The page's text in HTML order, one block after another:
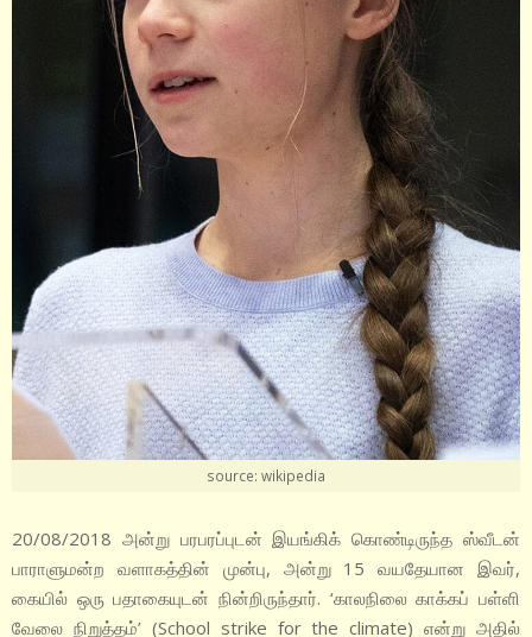
source: wikipedia
20/08/2018 அன்று பரபரப்புடன் இயங்கிக் கொண்டிருந்த ஸ்வீடன்
பாராளுமன்ற வளாகத்தின் முன்பு, அன்று 15 வயதேயான இவர்,
கையில் ஒரு பதாகையுடன் நின்றிருந்தார். ‘காலநிலை காக்கப் பள்ளி
வேலை நிறுத்தம்’ (School strike for the climate) என்று அதில்